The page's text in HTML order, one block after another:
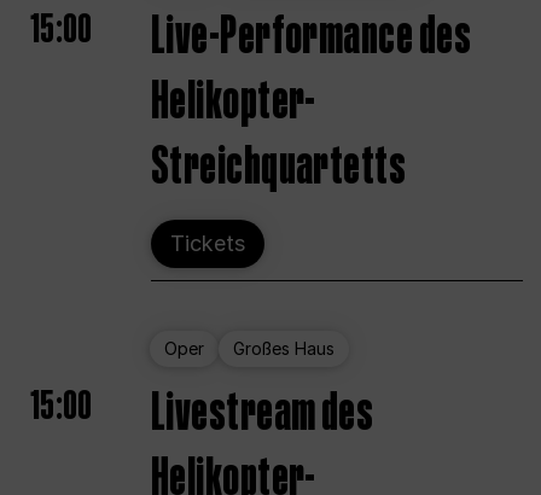
15:00
Live-Performance des
Helikopter-
Streichquartetts
Tickets
Oper Großes Haus
15:00
Livestream des
Helikopter-